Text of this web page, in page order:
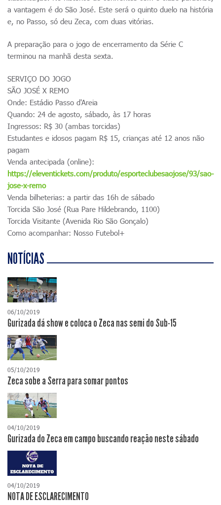
a vantagem é do São José. Este será o quinto duelo na história
e, no Passo, só deu Zeca, com duas vitórias.
A preparação para o jogo de encerramento da Série C
terminou na manhã desta sexta.
SERVIÇO DO JOGO
SÃO JOSÉ X REMO
Onde: Estádio Passo d'Areia
Quando: 24 de agosto, sábado, às 17 horas
Ingressos: R$ 30 (ambas torcidas)
Estudantes e idosos pagam R$ 15, crianças até 12 anos não
pagam
Venda antecipada (online):
https://eleventickets.com/produto/esporteclubesaojose/93/sao-
jose-x-remo
Venda bilheterias: a partir das 16h de sábado
Torcida São José (Rua Pare Hildebrando, 1100)
Torcida Visitante (Avenida Rio São Gonçalo)
Como acompanhar: Nosso Futebol+
NOTÍCIAS
06/10/2019
Gurizada dá show e coloca o Zeca nas semi do Sub-15
05/10/2019
Zeca sobe a Serra para somar pontos
04/10/2019
Gurizada do Zeca em campo buscando reação neste sábado
04/10/2019
NOTA DE ESCLARECIMENTO